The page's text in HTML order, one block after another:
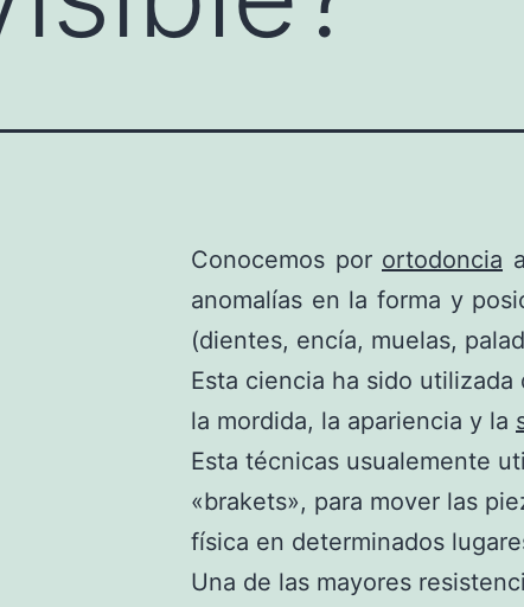
Conocemos por ortodoncia
anomalías en la forma y
(dientes, encía, muelas,
Esta ciencia ha sido
la mordida, la apariencia y la
Esta técnicas usualemente
«brakets», para mover las
física en determinados
Una de las mayores